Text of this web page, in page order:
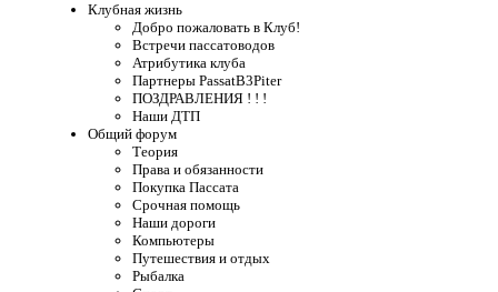
Клубная жизнь
Добро пожаловать в Клуб!
Встречи пассатоводов
Атрибутика клуба
Партнеры PassatB3Piter
ПОЗДРАВЛЕНИЯ ! ! !
Наши ДТП
Общий форум
Теория
Права и обязанности
Покупка Пассата
Срочная помощь
Наши дороги
Компьютеры
Путешествия и отдых
Рыбалка